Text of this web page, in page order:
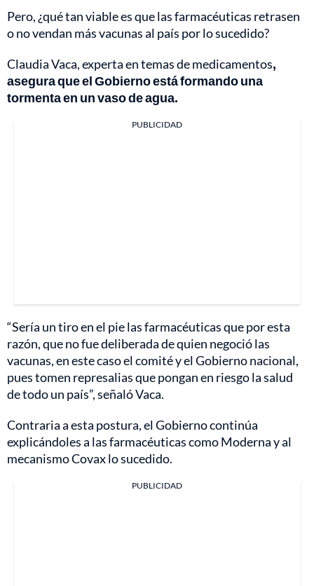
Pero, ¿qué tan viable es que las farmacéuticas retrasen
o no vendan más vacunas al país por lo sucedido?
Claudia Vaca, experta en temas de medicamentos,
asegura que el Gobierno está formando una
tormenta en un vaso de agua.
PUBLICIDAD
“Sería un tiro en el pie las farmacéuticas que por esta
razón, que no fue deliberada de quien negoció las
vacunas, en este caso el comité y el Gobierno nacional,
pues tomen represalias que pongan en riesgo la salud
de todo un país”, señaló Vaca.
Contraria a esta postura, el Gobierno continúa
explicándoles a las farmacéuticas como Moderna y al
mecanismo Covax lo sucedido.
PUBLICIDAD